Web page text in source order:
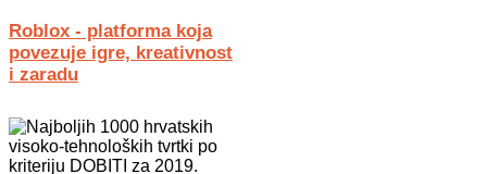
Roblox - platforma koja
povezuje igre, kreativnost
i zaradu